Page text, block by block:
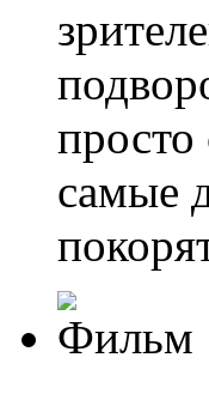
самые